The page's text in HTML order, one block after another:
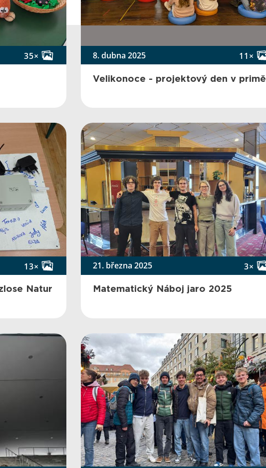
35× 8. dubna 2025 11×
Velikonoce - projektový den v primě
13×
Natur
21. března 2025 3×
Matematický Náboj jaro 2025